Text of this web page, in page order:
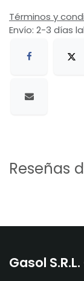
Términos y
Envío: 2-3 días
Reseñas
Gasol